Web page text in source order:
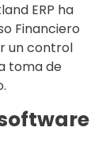
ERP ha
Financiero
un control
toma de